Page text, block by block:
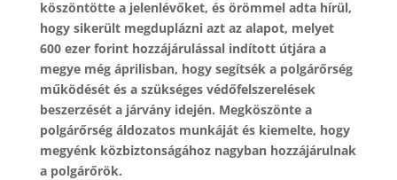
köszöntötte a jelenlévőket, és örömmel adta hírül,
hogy sikerült megduplázni azt az alapot, melyet
600 ezer forint hozzájárulással indított útjára a
megye még áprilisban, hogy segítsék a polgárőrség
működését és a szükséges védőfelszerelések
beszerzését a járvány idején. Megköszönte a
polgárőrség áldozatos munkáját és kiemelte, hogy
megyénk közbiztonságához nagyban hozzájárulnak
a polgárőrök.